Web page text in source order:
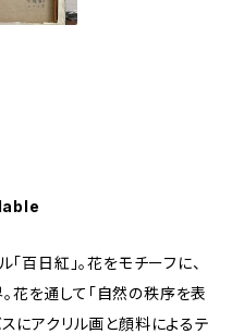
百日紅」。花をモチーフに、
花を通して「自然の秩序を表
スにアクリル画と顔料によるテ